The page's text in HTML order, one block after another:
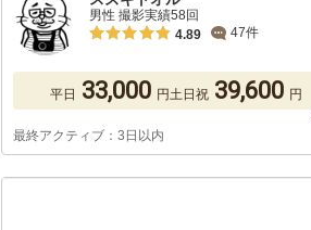
男性 撮影実績58回
4.89
47件
平日 33,000 円土日祝 39,600 円
最終アクティブ：3日以内